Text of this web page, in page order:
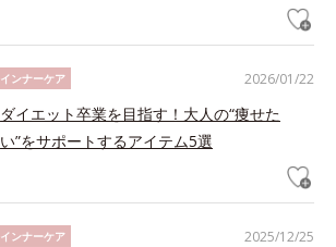
2026/01/22
インナーケア
ダイエット卒業を目指す！大人の“痩せた
い”をサポートするアイテム5選
2025/12/25
インナーケア